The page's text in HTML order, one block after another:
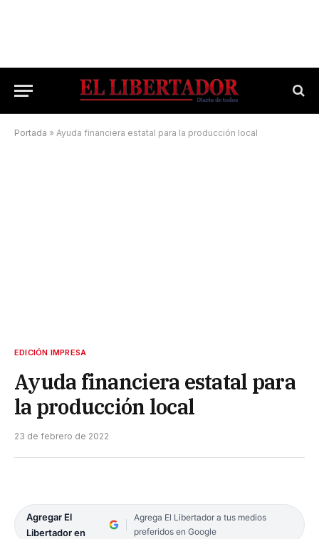
Portada » Ayuda financiera estatal para la producción local
EDICIÓN IMPRESA
Ayuda financiera estatal para
la producción local
23 de febrero de 2022
Agregar El
Libertador en
Agrega El Libertador a tus medios
preferidos en Google